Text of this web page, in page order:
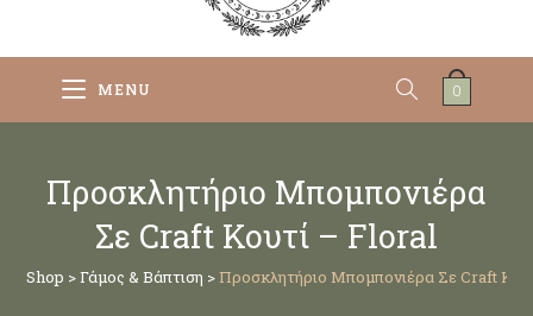
0
MENU
Προσκλητήριο Μπομπονιέρα
Σε Craft Κουτί – Floral
Shop >Γάμος & Βάπτιση >Προσκλητήριο Μπομπονιέρα Σε Craft